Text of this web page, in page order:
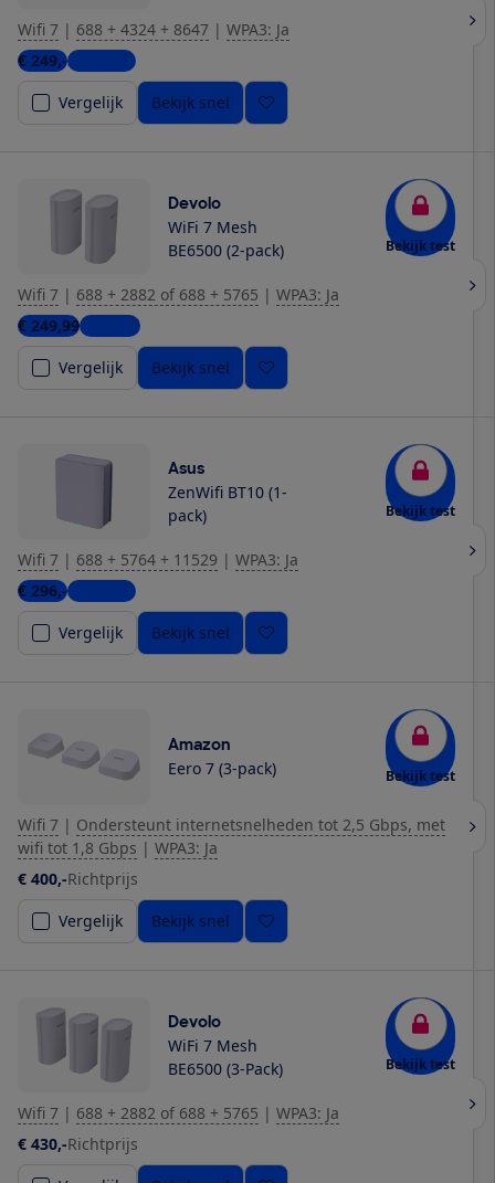
Wifi 7 | 688 + 4324 + 8647 | WPA3: Ja
€ 249,-2 winkels
Vergelijk
Bekijk snel
Devolo
WiFi 7 Mesh
BE6500 (2-pack)
Bekijk test
Wifi 7 | 688 + 2882 of 688 + 5765 | WPA3: Ja
€ 249,991 winkel
Vergelijk
Bekijk snel
Asus
ZenWifi BT10 (1-
pack)
Bekijk test
Wifi 7 | 688 + 5764 + 11529 | WPA3: Ja
€ 296,-6 winkels
Vergelijk
Bekijk snel
Amazon
Eero 7 (3-pack) Bekijk test
Wifi 7 | Ondersteunt internetsnelheden tot 2,5 Gbps, met
wifi tot 1,8 Gbps | WPA3: Ja
€ 400,-Richtprijs
Vergelijk
Bekijk snel
Devolo
WiFi 7 Mesh
BE6500 (3-Pack)
Bekijk test
Wifi 7 | 688 + 2882 of 688 + 5765 | WPA3: Ja
€ 430,-Richtprijs